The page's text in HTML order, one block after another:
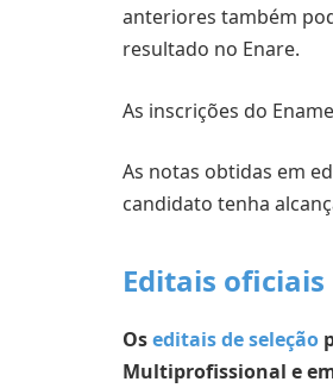
anteriores também
resultado no Enare.
As inscrições do
As notas obtidas em
candidato tenha
Editais oficiais
Oseditais de seleção
Multiprofissional e